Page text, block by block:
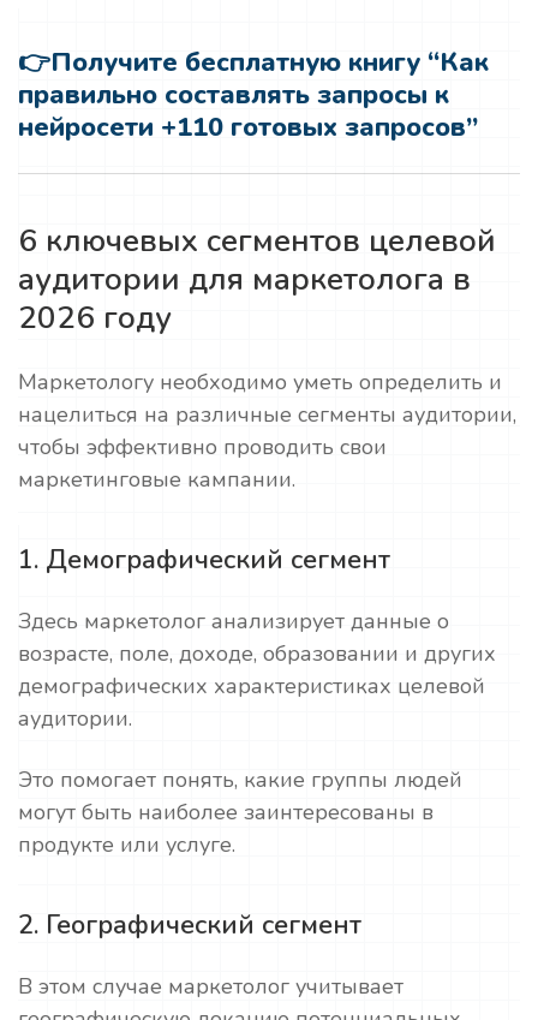
👉Получите бесплатную книгу “Как
правильно составлять запросы к
нейросети +110 готовых запросов”
6 ключевых сегментов целевой
аудитории для маркетолога в
2026 году
Маркетологу необходимо уметь определить и
нацелиться на различные сегменты аудитории,
чтобы эффективно проводить свои
маркетинговые кампании.
1. Демографический сегмент
Здесь маркетолог анализирует данные о
возрасте, поле, доходе, образовании и других
демографических характеристиках целевой
аудитории.
Это помогает понять, какие группы людей
могут быть наиболее заинтересованы в
продукте или услуге.
2. Географический сегмент
В этом случае маркетолог учитывает